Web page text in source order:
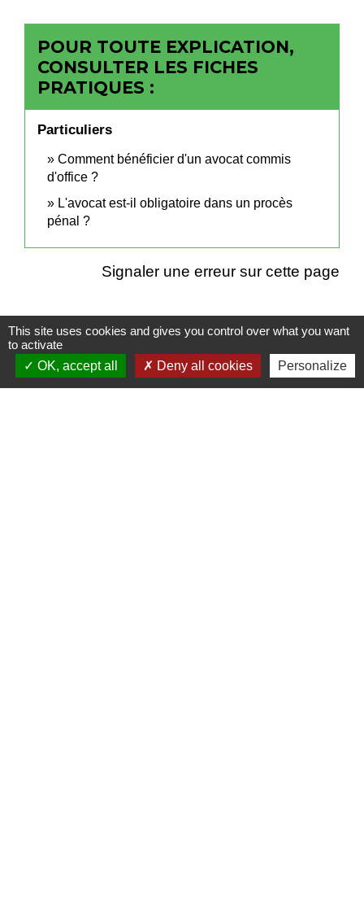
POUR TOUTE EXPLICATION,
CONSULTER LES FICHES
PRATIQUES :
Particuliers
Comment bénéficier d'un avocat commis
d'office ?
L'avocat est-il obligatoire dans un procès
pénal ?
Signaler une erreur sur cette page
Contacts
This site uses cookies and gives you control over what you want
to activate
OK, accept all
Deny all cookies Personalize